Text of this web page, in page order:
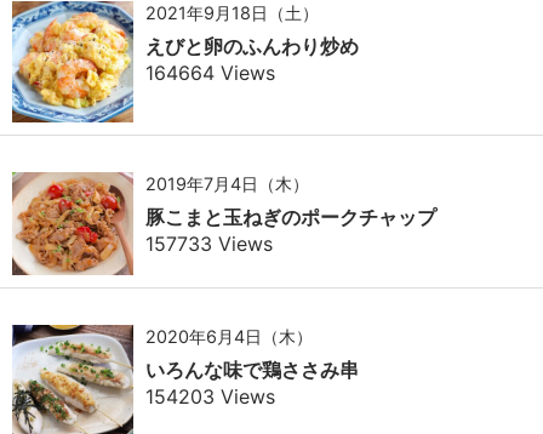
2021年9月18日（土）
えびと卵のふんわり炒め
164664 Views
2019年7月4日（木）
豚こまと玉ねぎのポークチャップ
157733 Views
2020年6月4日（木）
いろんな味で鶏ささみ串
154203 Views